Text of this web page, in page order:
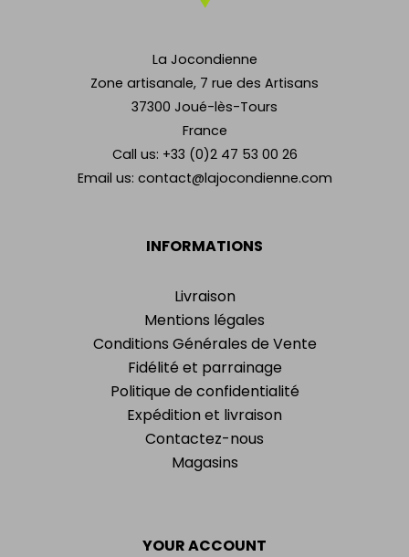
INFORMATIONS
Livraison
Mentions légales
Conditions Générales de Vente
Fidélité et parrainage
Politique de confidentialité
Expédition et livraison
Contactez-nous
Magasins
YOUR ACCOUNT
La Jocondienne
Zone artisanale, 7 rue des Artisans
37300 Joué-lès-Tours
France
Call us: +33 (0)2 47 53 00 26
Email us: contact@lajocondienne.com